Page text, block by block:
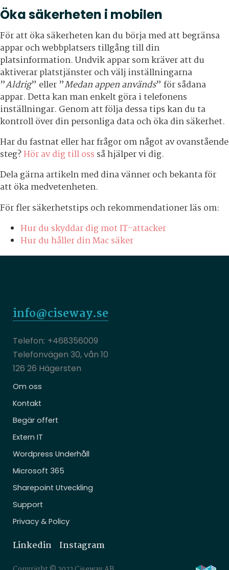
Öka säkerheten i mobilen
För att öka säkerheten kan du börja med att begränsa
appar och webbplatsers tillgång till din
platsinformation. Undvik appar som kräver att du
aktiverar platstjänster och välj inställningarna
”Aldrig” eller ”Medan appen används” för sådana
appar. Detta kan man enkelt göra i telefonens
inställningar. Genom att följa dessa tips kan du ta
kontroll över din personliga data och öka din säkerhet.
Har du fastnat eller har frågor om något av ovanstående
steg?Hör av dig till oss så hjälper vi dig.
Dela gärna artikeln med dina vänner och bekanta för
att öka medvetenheten.
För fler säkerhetstips och rekommendationer läs om:
Hur du skyddar dig mot IT-attacker
Hur du håller din Mac säker
info@ciseway.se
+468356009
Telefonvägen 30, vån 10
126 26 Hägersten
Om oss
Kontakt
Begär offert
Extern IT
Wordpress Underhåll
Microsoft 365
Sharepoint Utveckling
Support
Privacy & Policy
Linkedin Instagram